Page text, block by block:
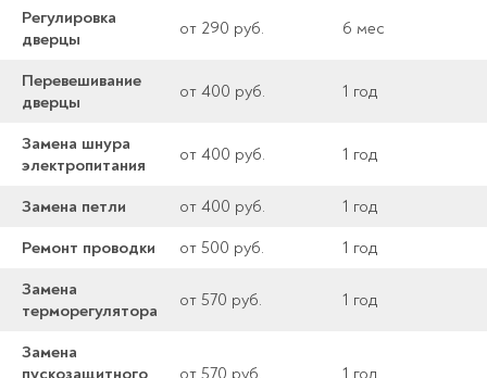
Регулировка
дверцы
от 290 руб. 6 мес
Перевешивание
дверцы
от 400 руб. 1 год
Замена шнура
электропитания
от 400 руб. 1 год
Замена петли от 400 руб.
1 год
Ремонт проводки
от 500 руб.
1 год
Замена
терморегулятора
от 570 руб. 1 год
Замена
пускозащитного
от 570 руб. 1 год